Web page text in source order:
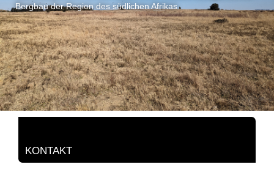
Bergbau der Region des südlichen Afrikas
KONTAKT